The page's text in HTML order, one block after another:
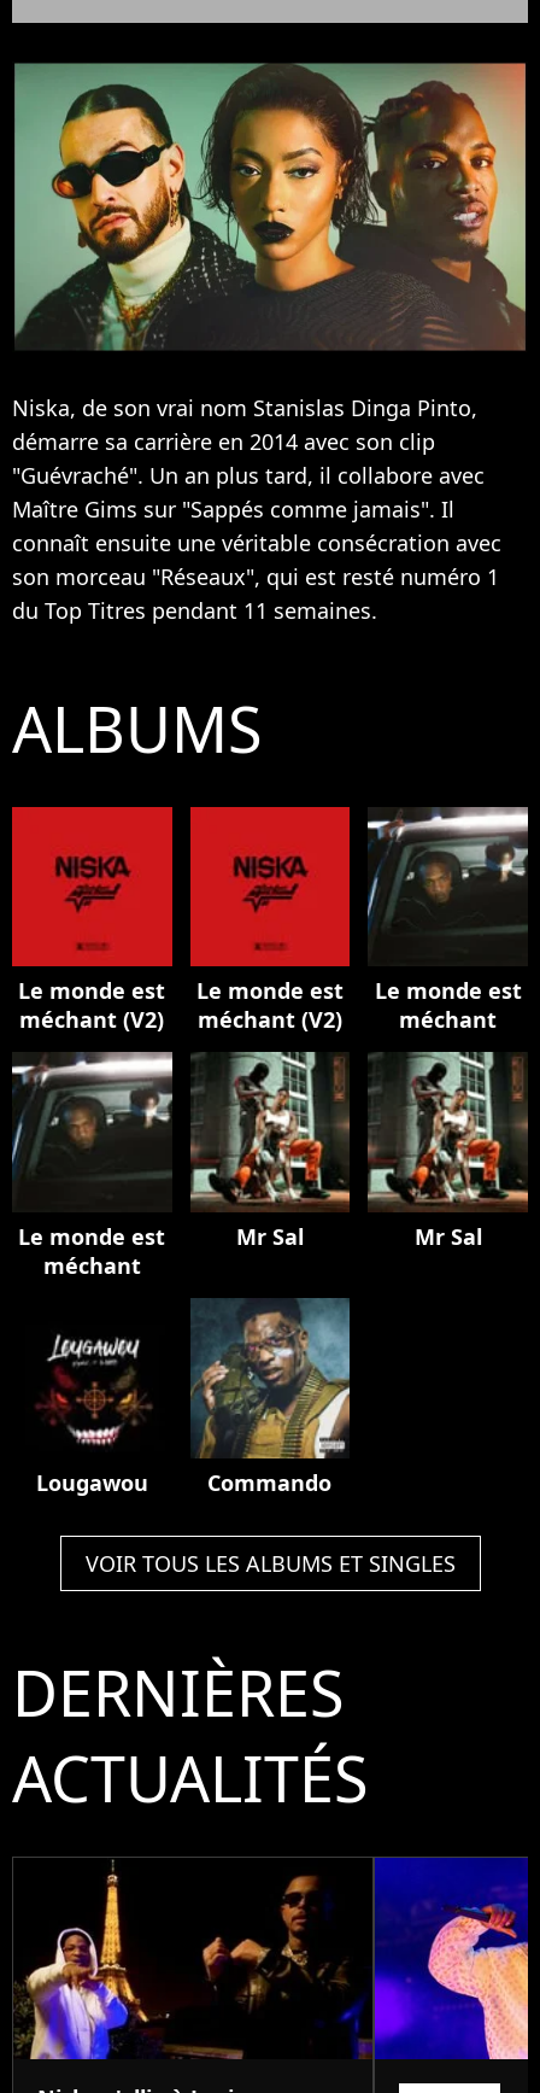
Niska, de son vrai nom Stanislas Dinga Pinto,
démarre sa carrière en 2014 avec son clip
"Guévraché". Un an plus tard, il collabore avec
Maître Gims sur "Sappés comme jamais". Il
connaît ensuite une véritable consécration avec
son morceau "Réseaux", qui est resté numéro 1
du Top Titres pendant 11 semaines.
ALBUMS
Le monde est
méchant (V2)
Le monde est
méchant (V2)
Le monde est
méchant
Le monde est
méchant
Mr Sal Mr Sal
Lougawou Commando
VOIR TOUS LES ALBUMS ET SINGLES
DERNIÈRES
ACTUALITÉS